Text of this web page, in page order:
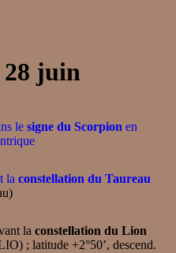
28 juin
le signe du Scorpion en
la constellation du Taureau
la constellation du Lion
; latitude +2°50’, descend.